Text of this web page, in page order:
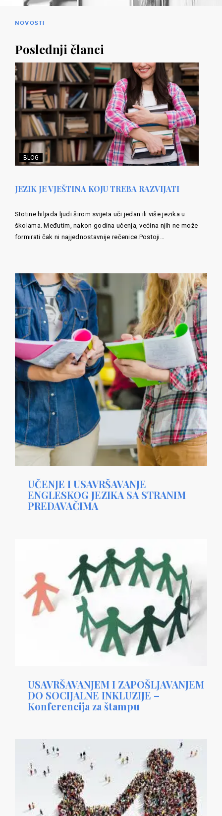
NOVOSTI
Poslednji članci
BLOG
JEZIK JE VJEŠTINA KOJU TREBA RAZVIJATI
Stotine hiljada ljudi širom svijeta uči jedan ili više jezika u
školama. Međutim, nakon godina učenja, većina njih ne može
formirati čak ni najjednostavnije rečenice.Postoji…
UČENJE I USAVRŠAVANJE
ENGLESKOG JEZIKA SA STRANIM
PREDAVAČIMA
USAVRŠAVANJEM I ZAPOŠLJAVANJEM
DO SOCIJALNE INKLUZIJE –
Konferencija za štampu